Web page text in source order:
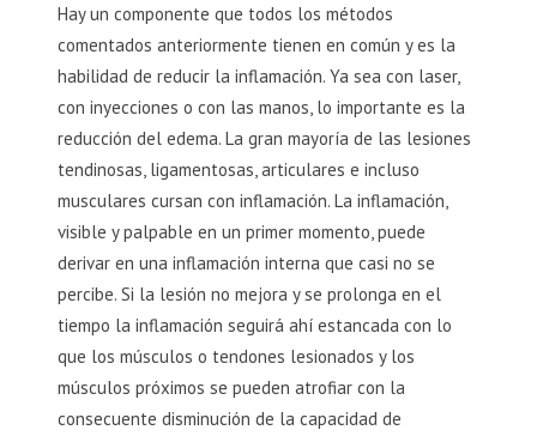
Hay un componente que todos los métodos
comentados anteriormente tienen en común y es la
habilidad de reducir la inflamación. Ya sea con laser,
con inyecciones o con las manos, lo importante es la
reducción del edema. La gran mayoría de las lesiones
tendinosas, ligamentosas, articulares e incluso
musculares cursan con inflamación. La inflamación,
visible y palpable en un primer momento, puede
derivar en una inflamación interna que casi no se
percibe. Si la lesión no mejora y se prolonga en el
tiempo la inflamación seguirá ahí estancada con lo
que los músculos o tendones lesionados y los
músculos próximos se pueden atrofiar con la
consecuente disminución de la capacidad de